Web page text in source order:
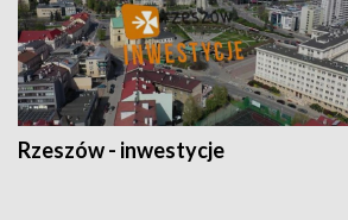
Rzeszów - inwestycje